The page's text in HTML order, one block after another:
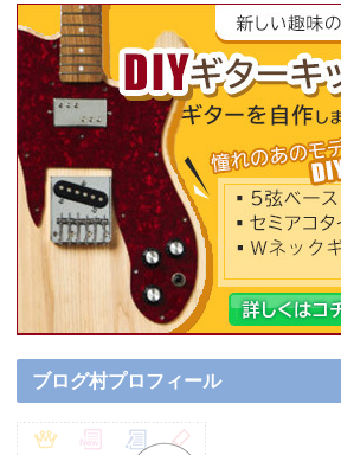
ブログ村プロフィール